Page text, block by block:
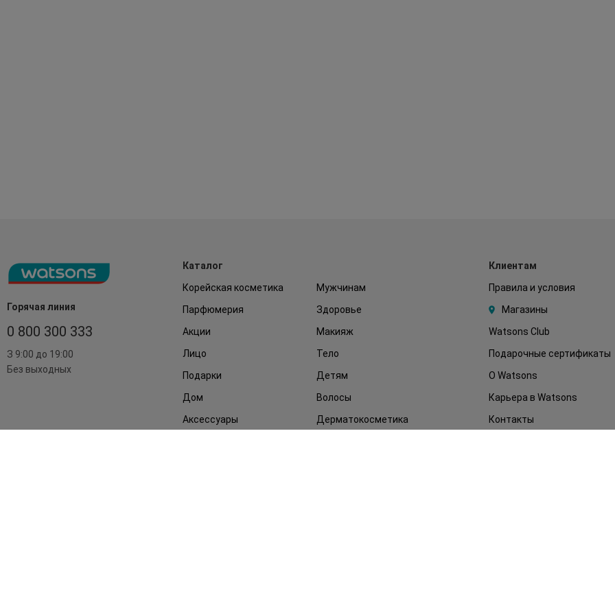
Горячая линия
0 800 300 333
З 9:00 до 19:00
Без выходных
Каталог
Корейская косметика
Мужчинам
Парфюмерия
Здоровье
Акции
Макияж
Лицо
Тело
Подарки
Детям
Дом
Волосы
Аксессуары
Дерматокосметика
Клиентам
Правила и условия
Магазины
Watsons Club
Подарочные сертификаты
О Watsons
Карьера в Watsons
Контакты